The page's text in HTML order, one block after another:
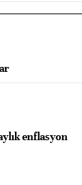
enflasyon